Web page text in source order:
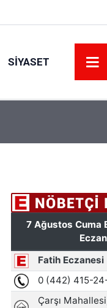
SIYASET